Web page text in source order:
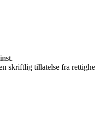
skriftlig tillatelse fra